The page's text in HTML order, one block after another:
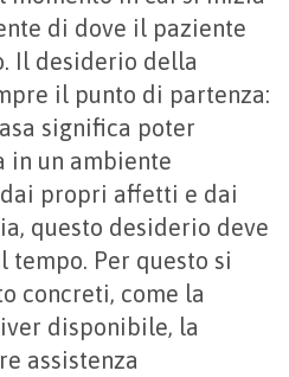
di dove il paziente
Il desiderio della
il punto di partenza:
significa poter
in un ambiente
propri affetti e dai
questo desiderio deve
tempo. Per questo si
concreti, come la
disponibile, la
assistenza